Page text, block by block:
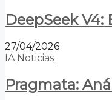
DeepSeek
27/04/2026
IA Noticias
Pragmata: